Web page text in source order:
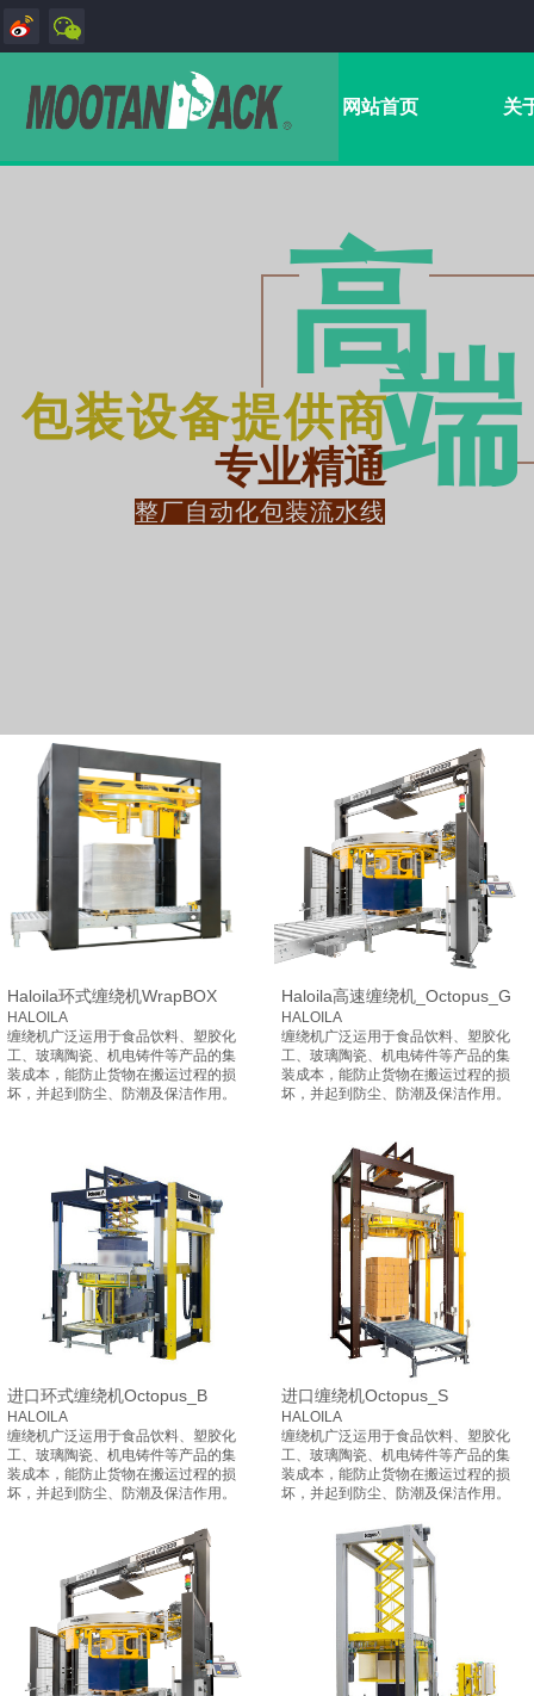
网站首页 关
包装设备提供商
高
专业精通端​
整厂自动化包装流水线
Haloila环式缠绕机WrapBOX
HALOILA
缠绕机广泛运用于食品饮料、塑胶化
工、玻璃陶瓷、机电铸件等产品的集
装成本，能防止货物在搬运过程的损
坏，并起到防尘、防潮及保洁作用。
Haloila高速缠绕机_Octopus_G
HALOILA
缠绕机广泛运用于食品饮料、塑胶化
工、玻璃陶瓷、机电铸件等产品的集
装成本，能防止货物在搬运过程的损
坏，并起到防尘、防潮及保洁作用。
进口环式缠绕机Octopus_B
HALOILA
缠绕机广泛运用于食品饮料、塑胶化
工、玻璃陶瓷、机电铸件等产品的集
装成本，能防止货物在搬运过程的损
坏，并起到防尘、防潮及保洁作用。
进口缠绕机Octopus_S
HALOILA
缠绕机广泛运用于食品饮料、塑胶化
工、玻璃陶瓷、机电铸件等产品的集
装成本，能防止货物在搬运过程的损
坏，并起到防尘、防潮及保洁作用。